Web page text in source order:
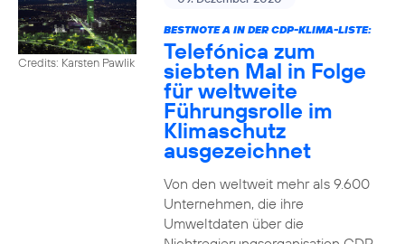
Credits: Karsten Pawlik
BESTNOTE A IN DER CDP-KLIMA-LISTE:
Telefónica zum
siebten Mal in Folge
für weltweite
Führungsrolle im
Klimaschutz
ausgezeichnet
Von den weltweit mehr als 9.600
Unternehmen, die ihre
Umweltdaten über die